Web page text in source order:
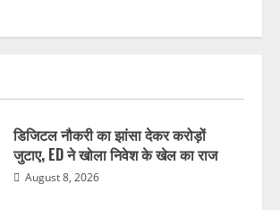
डिजिटल नौकरी का झांसा देकर करोड़ों
जुटाए, ED ने खोला निवेश के खेल का राज
August 8, 2026